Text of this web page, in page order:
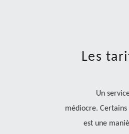
Les
Un
médiocre.
est une